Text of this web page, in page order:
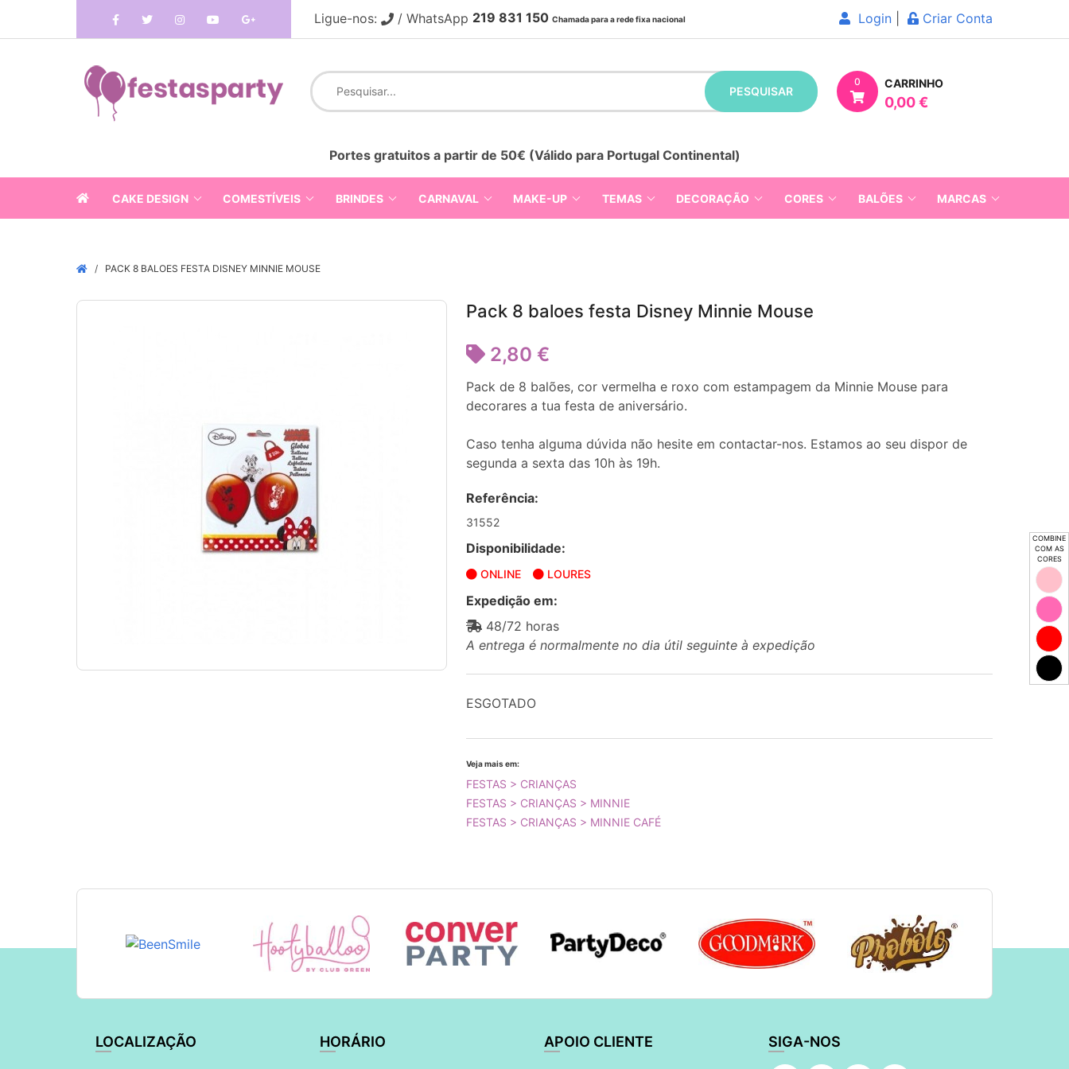
COMBINE
COM AS
CORES
Ligue-nos: / WhatsApp 219 831 150 Chamada para a rede fixa nacional Login Criar Conta
PESQUISAR
0 CARRINHO
0,00 €
Portes gratuitos a partir de 50€ (Válido para Portugal Continental)
CAKE DESIGN COMESTÍVEIS BRINDES CARNAVAL MAKE-UP TEMAS DECORAÇÃO CORES BALÕES MARCAS
PACK 8 BALOES FESTA DISNEY MINNIE MOUSE
Pack 8 baloes festa Disney Minnie Mouse
2,80 €
Pack de 8 balões, cor vermelha e roxo com estampagem da Minnie Mouse para
decorares a tua festa de aniversário.
Caso tenha alguma dúvida não hesite em contactar-nos. Estamos ao seu dispor de
segunda a sexta das 10h às 19h.
Referência:
31552
Disponibilidade:
ONLINE LOURES
Expedição em:
48/72 horas
A entrega é normalmente no dia útil seguinte à expedição
ESGOTADO
Veja mais em:
FESTAS > CRIANÇAS
FESTAS > CRIANÇAS > MINNIE
FESTAS > CRIANÇAS > MINNIE CAFÉ
LOCALIZAÇÃO HORÁRIO APOIO CLIENTE SIGA-NOS